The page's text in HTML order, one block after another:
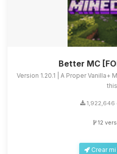
Better MC
Version 1.20.1 | A Proper Vanilla+
1,922,646
12
Crear